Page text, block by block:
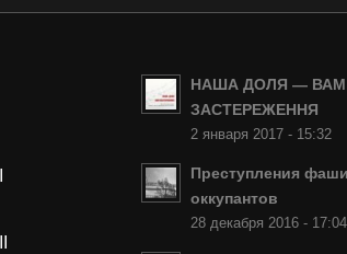
НАША ДОЛЯ — ВАМ
ЗАСТЕРЕЖЕННЯ
2 января 2017 - 15:32
Преступления
оккупантов
28 декабря 2016 - 17:04